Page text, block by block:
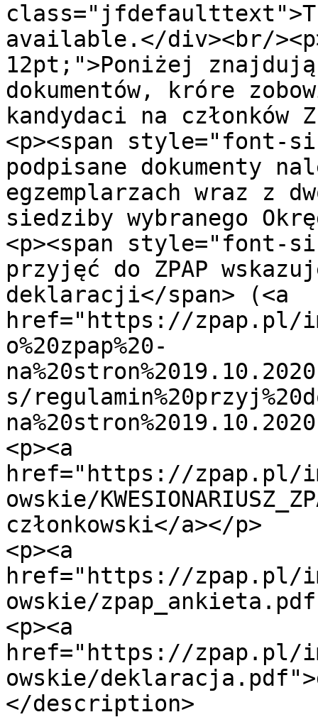
available.</div><br/
12pt;">Poniżej
dokumentów, króre
kandydaci na członków
<p><span style="font-
podpisane dokumenty
egzemplarzach wraz z
siedziby wybranego
<p><span style="font-
przyjęć do ZPAP
deklaracji</span> (<a
href="https://zpap.pl/
o%20zpap%20-
s/
<p><a
href="https://zpap.pl/
owskie/
członkowski</a></p>
<p><a
href="https://zpap.pl/
owskie/
<p><a
href="https://zpap.pl/
owskie/
</description>